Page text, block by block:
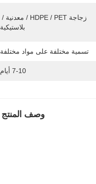
بلاستيكية
تسمية مختلفة على مواد مختلفة
7-10 أيام
وصف المنتج